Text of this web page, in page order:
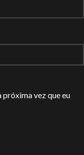
próxima vez que eu